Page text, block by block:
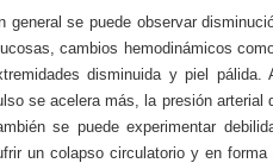
general se puede observar
cambios hemodinámicos
disminuida y piel pálida.
se acelera más, la presión
se puede experimentar
un colapso circulatorio y en